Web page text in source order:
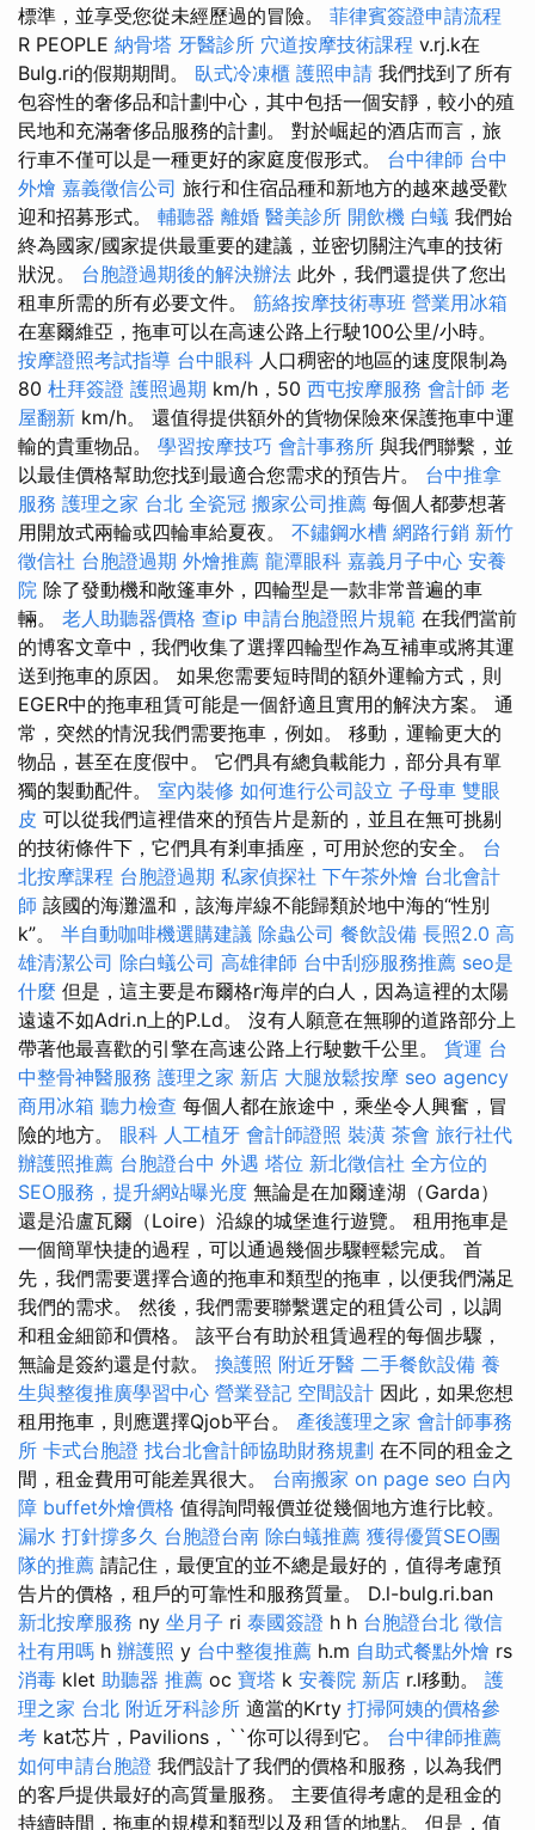
標準，並享受您從未經歷過的冒險。 菲律賓簽證申請流程
R PEOPLE 納骨塔 牙醫診所 穴道按摩技術課程 v.rj.k在
Bulg.ri的假期期間。 臥式冷凍櫃 護照申請 我們找到了所有
包容性的奢侈品和計劃中心，其中包括一個安靜，較小的殖
民地和充滿奢侈品服務的計劃。 對於崛起的酒店而言，旅
行車不僅可以是一種更好的家庭度假形式。 台中律師 台中
外燴 嘉義徵信公司 旅行和住宿品種和新地方的越來越受歡
迎和招募形式。 輔聽器 離婚 醫美診所 開飲機 白蟻 我們始
終為國家/國家提供最重要的建議，並密切關注汽車的技術
狀況。 台胞證過期後的解決辦法 此外，我們還提供了您出
租車所需的所有必要文件。 筋絡按摩技術專班 營業用冰箱
在塞爾維亞，拖車可以在高速公路上行駛100公里/小時。
按摩證照考試指導 台中眼科 人口稠密的地區的速度限制為
80 杜拜簽證 護照過期 km/h，50 西屯按摩服務 會計師 老
屋翻新 km/h。 還值得提供額外的貨物保險來保護拖車中運
輸的貴重物品。 學習按摩技巧 會計事務所 與我們聯繫，並
以最佳價格幫助您找到最適合您需求的預告片。 台中推拿
服務 護理之家 台北 全瓷冠 搬家公司推薦 每個人都夢想著
用開放式兩輪或四輪車給夏夜。 不鏽鋼水槽 網路行銷 新竹
徵信社 台胞證過期 外燴推薦 龍潭眼科 嘉義月子中心 安養
院 除了發動機和敞篷車外，四輪型是一款非常普遍的車
輛。 老人助聽器價格 查ip 申請台胞證照片規範 在我們當前
的博客文章中，我們收集了選擇四輪型作為互補車或將其運
送到拖車的原因。 如果您需要短時間的額外運輸方式，則
EGER中的拖車租賃可能是一個舒適且實用的解決方案。 通
常，突然的情況我們需要拖車，例如。 移動，運輸更大的
物品，甚至在度假中。 它們具有總負載能力，部分具有單
獨的製動配件。 室內裝修 如何進行公司設立 子母車 雙眼
皮 可以從我們這裡借來的預告片是新的，並且在無可挑剔
的技術條件下，它們具有剎車插座，可用於您的安全。 台
北按摩課程 台胞證過期 私家偵探社 下午茶外燴 台北會計
師 該國的海灘溫和，該海岸線不能歸類於地中海的“性別
k”。 半自動咖啡機選購建議 除蟲公司 餐飲設備 長照2.0 高
雄清潔公司 除白蟻公司 高雄律師 台中刮痧服務推薦 seo是
什麼 但是，這主要是布爾格r海岸的白人，因為這裡的太陽
遠遠不如Adri.n上的P.Ld。 沒有人願意在無聊的道路部分上
帶著他最喜歡的引擎在高速公路上行駛數千公里。 貨運 台
中整骨神醫服務 護理之家 新店 大腿放鬆按摩 seo agency
商用冰箱 聽力檢查 每個人都在旅途中，乘坐令人興奮，冒
險的地方。 眼科 人工植牙 會計師證照 裝潢 茶會 旅行社代
辦護照推薦 台胞證台中 外遇 塔位 新北徵信社 全方位的
SEO服務，提升網站曝光度 無論是在加爾達湖（Garda）
還是沿盧瓦爾（Loire）沿線的城堡進行遊覽。 租用拖車是
一個簡單快捷的過程，可以通過幾個步驟輕鬆完成。 首
先，我們需要選擇合適的拖車和類型的拖車，以便我們滿足
我們的需求。 然後，我們需要聯繫選定的租賃公司，以調
和租金細節和價格。 該平台有助於租賃過程的每個步驟，
無論是簽約還是付款。 換護照 附近牙醫 二手餐飲設備 養
生與整復推廣學習中心 營業登記 空間設計 因此，如果您想
租用拖車，則應選擇Qjob平台。 產後護理之家 會計師事務
所 卡式台胞證 找台北會計師協助財務規劃 在不同的租金之
間，租金費用可能差異很大。 台南搬家 on page seo 白內
障 buffet外燴價格 值得詢問報價並從幾個地方進行比較。
漏水 打針撐多久 台胞證台南 除白蟻推薦 獲得優質SEO團
隊的推薦 請記住，最便宜的並不總是最好的，值得考慮預
告片的價格，租戶的可靠性和服務質量。 D.l-bulg.ri.ban
新北按摩服務 ny 坐月子 ri 泰國簽證 h h 台胞證台北 徵信
社有用嗎 h 辦護照 y 台中整復推薦 h.m 自助式餐點外燴 rs
消毒 klet 助聽器 推薦 oc 寶塔 k 安養院 新店 r.l移動。 護
理之家 台北 附近牙科診所 適當的Krty 打掃阿姨的價格參
考 kat芯片，Pavilions，``你可以得到它。 台中律師推薦
如何申請台胞證 我們設計了我們的價格和服務，以為我們
的客戶提供最好的高質量服務。 主要值得考慮的是租金的
持續時間，拖車的規模和類型以及租賃的地點。 但是，值